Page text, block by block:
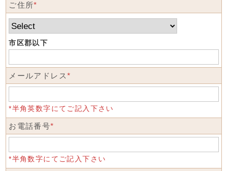
ご住所*
市区郡以下
メールアドレス*
*半角英数字にてご記入下さい
お電話番号*
*半角数字にてご記入下さい